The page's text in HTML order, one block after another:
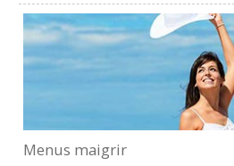
Menus maigrir